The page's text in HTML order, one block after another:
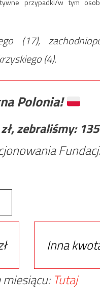
przypadki/w tym
(17),
(4).
Polonia!
zł, zebraliśmy:
Inna
Tutaj